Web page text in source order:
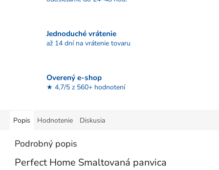
Jednoduché vrátenie
až 14 dní na vrátenie tovaru
Overený e-shop
★ 4,7/5 z 560+ hodnotení
Popis Hodnotenie Diskusia
Podrobný popis
Perfect Home Smaltovaná panvica